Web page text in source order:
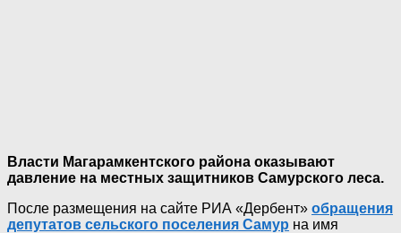
Власти Магарамкентского района оказывают
давление на местных защитников Самурского леса.
После размещения на сайте РИА «Дербент» обращения
депутатов сельского поселения Самур на имя